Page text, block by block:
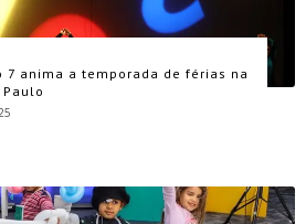
7 anima a temporada de férias na
Paulo